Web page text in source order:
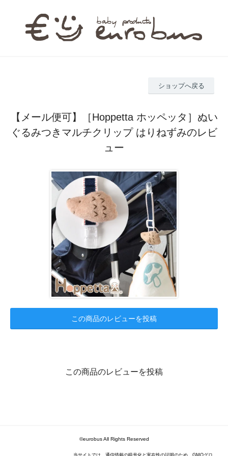
ショップへ戻る
【メール便可】［Hoppetta ホッペッタ］ぬい
ぐるみつきマルチクリップ はりねずみのレビ
ュー
この商品のレビューを投稿
この商品のレビューを投稿
©eurobus All Rights Reserved
当サイトでは、通信情報の暗号化と実在性の証明のため、GMOグロ